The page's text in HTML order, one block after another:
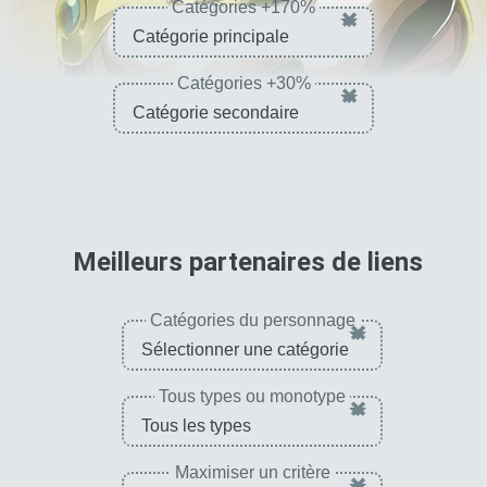
Catégories +170% ×
Catégories +30% ×
Meilleurs partenaires de liens
Catégories du personnage×
Tous types ou monotype ×
Maximiser un critère